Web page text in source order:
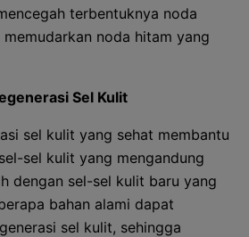
terbentuknya noda
noda hitam yang
Sel Kulit
sel kulit yang sehat membantu
sel kulit yang mengandung
dengan sel-sel kulit baru yang
bahan alami dapat
sel kulit, sehingga